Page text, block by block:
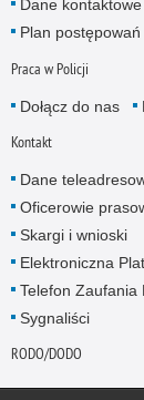
Dane kontaktowe
Plan
Praca w Policji
Dołącz do nas
Kontakt
Dane
Oficerowie
Skargi i wnioski
Elektroniczna
Telefon Zaufania
Sygnaliści
RODO/DODO